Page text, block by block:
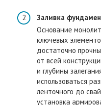
Заливка
Основание
ключевых
достаточно
от всей
и глубины
использоваться
ленточного до
установка